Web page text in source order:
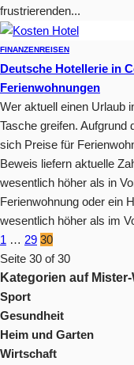
frustrierenden...
FINANZENREISEN
Deutsche Hotellerie in
Ferienwohnungen
Wer aktuell einen Urlaub
Tasche greifen. Aufgrund
sich Preise für
Beweis liefern aktuelle
wesentlich höher als in
Ferienwohnung oder ein
wesentlich höher als im
1 … 29 30
Seite 30 of 30
Kategorien auf
Sport
Gesundheit
Heim und Garten
Wirtschaft